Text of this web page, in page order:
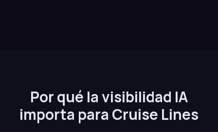
Por qué la visibilidad IA
importa para Cruise Lines